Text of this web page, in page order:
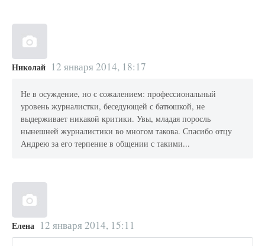
Николай 12 января 2014, 18:17
Не в осуждение, но с сожалением: профессиональный
уровень журналистки, беседующей с батюшкой, не
выдерживает никакой критики. Увы, младая поросль
нынешней журналистики во многом такова. Спасибо отцу
Андрею за его терпение в общении с такими...
Елена 12 января 2014, 15:11